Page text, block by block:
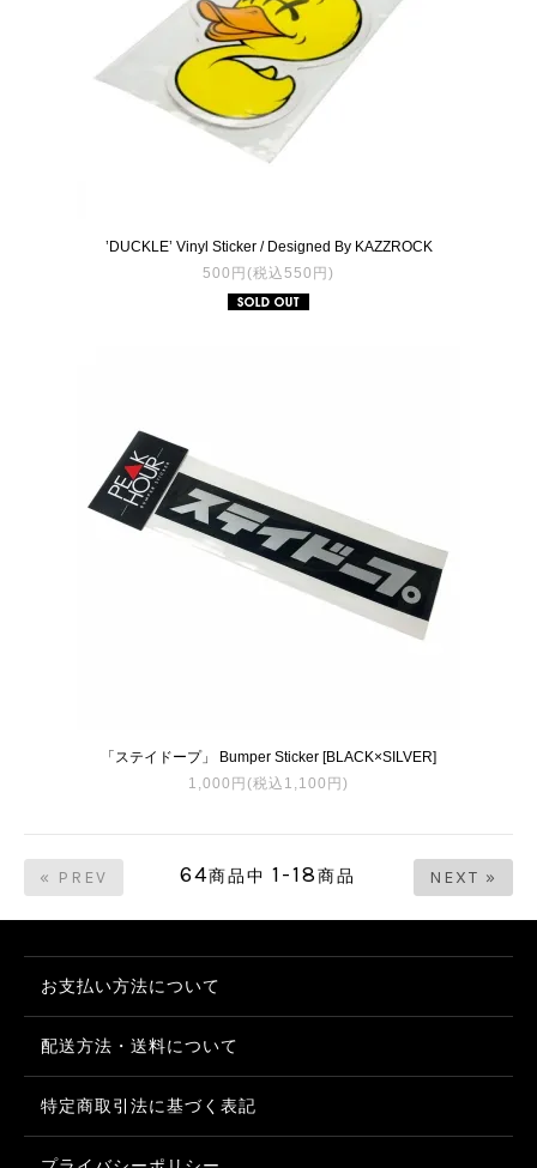
’DUCKLE’ Vinyl Sticker / Designed By KAZZROCK
500円(税込550円)
「ステイドープ」 Bumper Sticker [BLACK×SILVER]
1,000円(税込1,100円)
« PREV 64商品中 1-18商品 NEXT »
お支払い方法について
配送方法・送料について
特定商取引法に基づく表記